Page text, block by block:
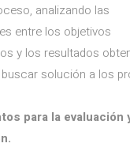
analizando las
entre los objetivos
y los resultados
solución a los
para la evaluación
.